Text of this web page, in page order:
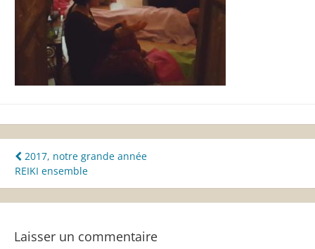
Navigation
de
l’article
2017, notre grande année
REIKI ensemble
Laisser un commentaire